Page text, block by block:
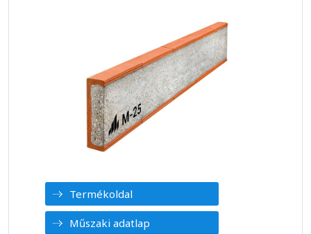
Termékoldal
Műszaki adatlap